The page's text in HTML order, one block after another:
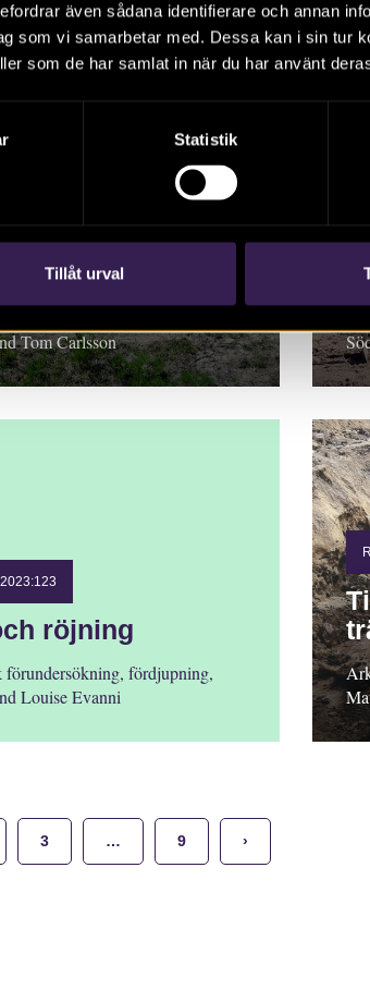
även sådana identifierare och annan
som vi samarbetar med. Dessa kan i sin tur
som de har samlat in när du har använt
Statistik
Tillåt urval
Tom Carlsson
röjning
fördjupning,
Louise Evanni
3 … 9 ›